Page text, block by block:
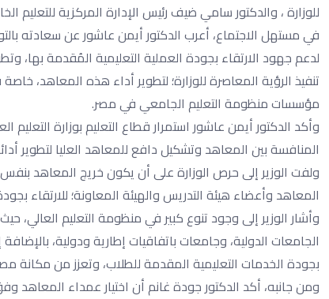
للوزارة ، والدكتور سامي ضيف رئيس الإدارة المركزية للتعليم
في مستهل الاجتماع، أعرب الدكتور أيمن عاشور عن سعادته
لدعم جهود الارتقاء بجودة العملية التعليمية المُقدمة بها،
تنفيذ الرؤية المعاصرة للوزارة؛ لتطوير أداء هذه
مؤسسات منظومة التعليم الجامعي في مصر.
وأكد الدكتور أيمن عاشور استمرار قطاع التعليم بوزارة
المنافسة بين المعاهد وتشكيل دافع للمعاهد العليا لتطوير
ولفت الوزير إلى حرص الوزارة على أن يكون خريج المعاهد
المعاهد وأعضاء هيئة التدريس والهيئة المعاونة؛ للارتقاء
وأشار الوزير إلى وجود تنوع كبير في منظومة التعليم
الجامعات الدولية، وجامعات باتفاقيات إطارية ودولية،
بجودة الخدمات التعليمية المقدمة للطلاب، وتعزز من مكانة
ومن جانبه، أكد الدكتور جودة غانم أن اختيار عمداء المعاهد